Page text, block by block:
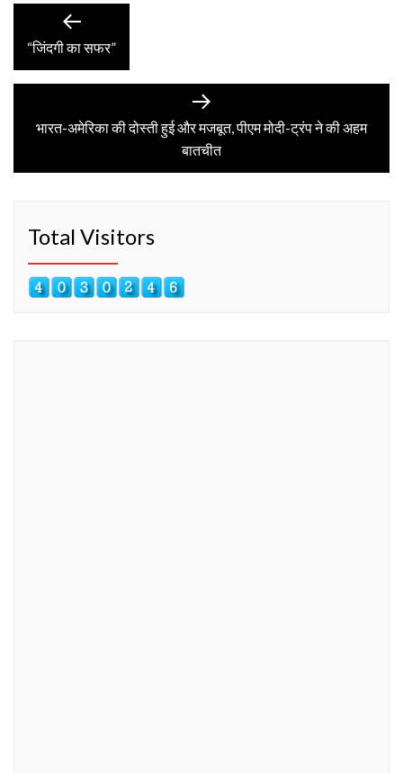
navigation
Previous
post:
“जिंदगी का सफर”
Next
post:
भारत-अमेरिका की दोस्ती हुई और मजबूत, पीएम मोदी-ट्रंप ने की अहम
बातचीत
Total Visitors